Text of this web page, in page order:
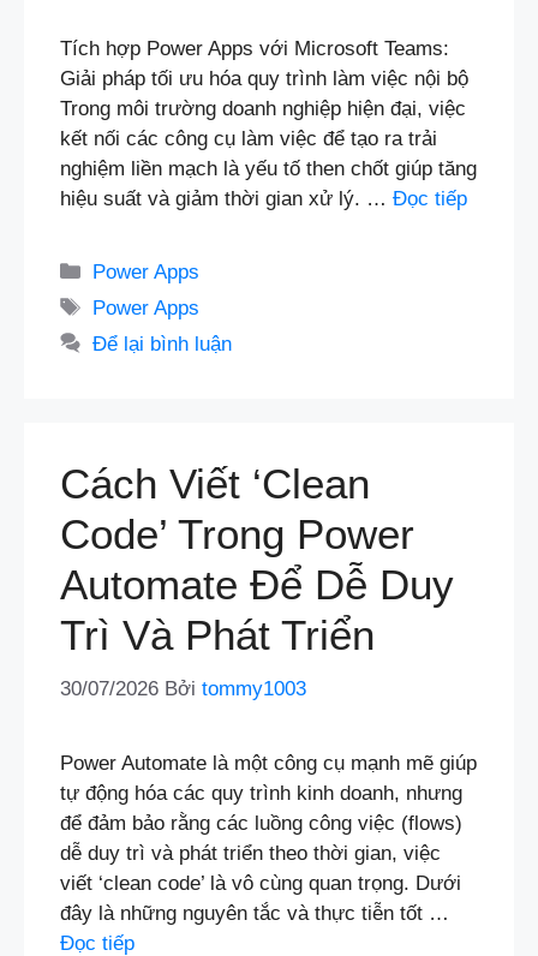
Tích hợp Power Apps với Microsoft Teams:
Giải pháp tối ưu hóa quy trình làm việc nội bộ
Trong môi trường doanh nghiệp hiện đại, việc
kết nối các công cụ làm việc để tạo ra trải
nghiệm liền mạch là yếu tố then chốt giúp tăng
hiệu suất và giảm thời gian xử lý. … Đọc tiếp
Danh
mục
Power Apps
Thẻ
Power Apps
Để lại bình luận
Cách Viết ‘Clean
Code’ Trong Power
Automate Để Dễ Duy
Trì Và Phát Triển
30/07/2026 Bởi tommy1003
Power Automate là một công cụ mạnh mẽ giúp
tự động hóa các quy trình kinh doanh, nhưng
để đảm bảo rằng các luồng công việc (flows)
dễ duy trì và phát triển theo thời gian, việc
viết ‘clean code’ là vô cùng quan trọng. Dưới
đây là những nguyên tắc và thực tiễn tốt …
Đọc tiếp